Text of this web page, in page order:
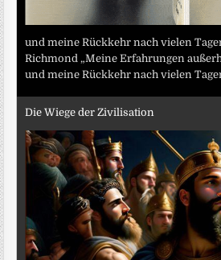
und meine Rückkehr nach vielen
Richmond „Meine Erfahrungen
und meine Rückkehr nach vielen
Die Wiege der Zivilisation